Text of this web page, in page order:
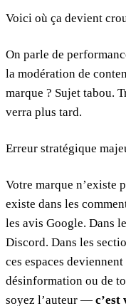
Voici où ça devient
On parle de
la modération de
marque ? Sujet tabou.
verra plus tard.
Erreur stratégique
Votre marque n’existe
existe dans les
les avis Google. Dans
Discord. Dans les
ces espaces
désinformation ou de
soyez l’auteur — c’est